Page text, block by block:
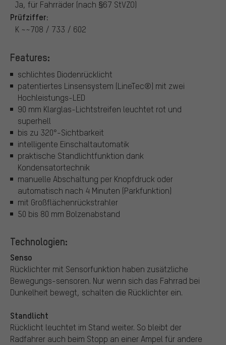
Ja, für Fahrräder (nach §67 StVZO)
Prüfziffer:
K ~~708 / 733 / 602
Features:
schlichtes Diodenrücklicht
patentiertes Linsensystem (LineTec®) mit zwei
Hochleistungs-LED
90 mm Klarglas-Lichtstreifen leuchtet rot und
superhell
bis zu 320°-Sichtbarkeit
intelligente Einschaltautomatik
praktische Standlichtfunktion dank
Kondensatortechnik
manuelle Abschaltung per Knopfdruck oder
automatisch nach 4 Minuten (Parkfunktion)
mit Großflächenrückstrahler
50 bis 80 mm Bolzenabstand
Technologien:
Senso
Rücklichter mit Sensorfunktion haben zusätzliche
Bewegungs-sensoren. Nur wenn sich das Fahrrad bei
Dunkelheit bewegt, schalten die Rücklichter ein.
Standlicht
Rücklicht leuchtet im Stand weiter. So bleibt der
Radfahrer auch beim Stopp an einer Ampel für andere